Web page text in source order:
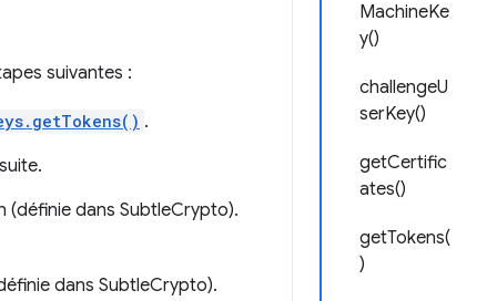
MachineKe
y()
challengeU
serKey()
getCertific
ates()
getTokens(
)
suivantes :
.
(définie dans SubtleCrypto).
dans SubtleCrypto).